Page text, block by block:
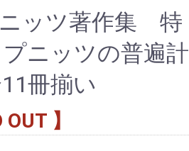
ッツ著作集 特
ニッツの普遍計
冊揃い
OUT 】